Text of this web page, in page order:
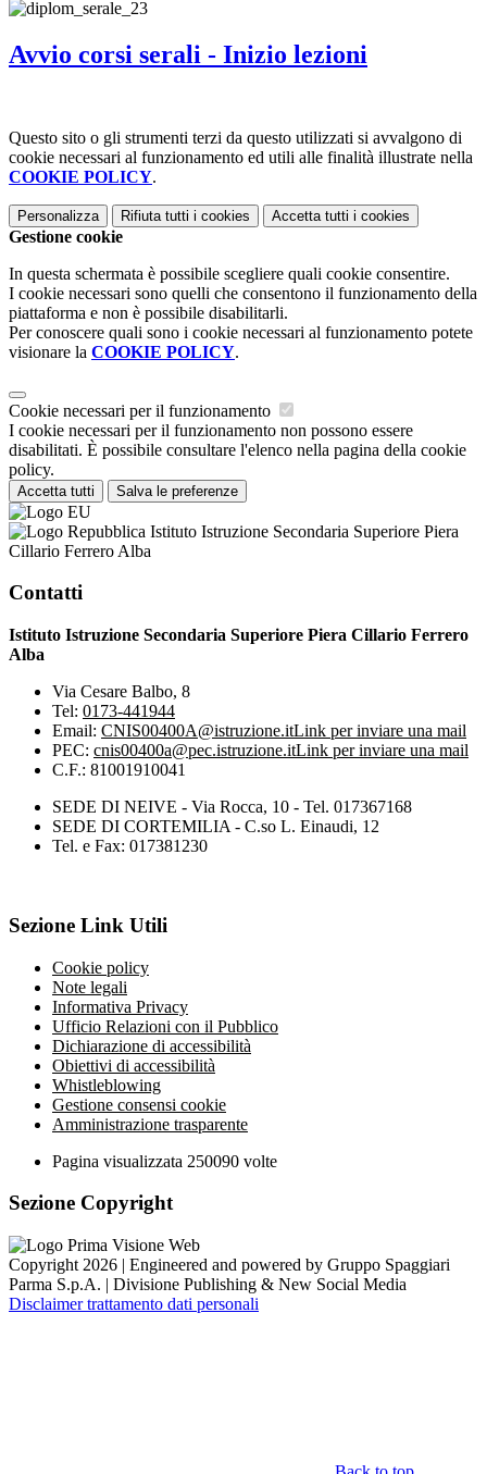
Avvio corsi serali - Inizio lezioni
Questo sito o gli strumenti terzi da questo utilizzati si avvalgono di
cookie necessari al funzionamento ed utili alle finalità illustrate nella
COOKIE POLICY.
Personalizza Rifiuta tutti i cookies Accetta tutti i cookies
Gestione cookie
In questa schermata è possibile scegliere quali cookie consentire.
I cookie necessari sono quelli che consentono il funzionamento della
piattaforma e non è possibile disabilitarli.
Per conoscere quali sono i cookie necessari al funzionamento potete
visionare la COOKIE POLICY.
Cookie necessari per il funzionamento
I cookie necessari per il funzionamento non possono essere
disabilitati. È possibile consultare l'elenco nella pagina della cookie
policy.
Accetta tutti Salva le preferenze
Istituto Istruzione Secondaria Superiore Piera
Cillario Ferrero Alba
Contatti
Istituto Istruzione Secondaria Superiore Piera Cillario Ferrero
Alba
Via Cesare Balbo, 8
Tel: 0173-441944
Email: CNIS00400A@istruzione.itLink per inviare una mail
PEC: cnis00400a@pec.istruzione.itLink per inviare una mail
C.F.: 81001910041
SEDE DI NEIVE - Via Rocca, 10 - Tel. 017367168
SEDE DI CORTEMILIA - C.so L. Einaudi, 12
Tel. e Fax: 017381230
Sezione Link Utili
Cookie policy
Note legali
Informativa Privacy
Ufficio Relazioni con il Pubblico
Dichiarazione di accessibilità
Obiettivi di accessibilità
Whistleblowing
Gestione consensi cookie
Amministrazione trasparente
Pagina visualizzata 250090 volte
Sezione Copyright
Copyright 2026 | Engineered and powered by Gruppo Spaggiari
Parma S.p.A. | Divisione Publishing & New Social Media
Disclaimer trattamento dati personali